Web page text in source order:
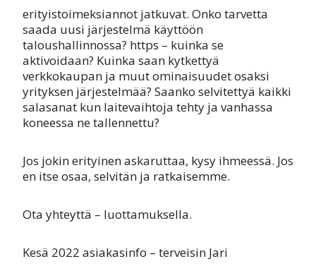
erityistoimeksiannot jatkuvat. Onko tarvetta
saada uusi järjestelmä käyttöön
taloushallinnossa? https – kuinka se
aktivoidaan? Kuinka saan kytkettyä
verkkokaupan ja muut ominaisuudet osaksi
yrityksen järjestelmää? Saanko selvitettyä kaikki
salasanat kun laitevaihtoja tehty ja vanhassa
koneessa ne tallennettu?
Jos jokin erityinen askaruttaa, kysy ihmeessä. Jos
en itse osaa, selvitän ja ratkaisemme.
Ota yhteyttä – luottamuksella.
Kesä 2022 asiakasinfo – terveisin Jari